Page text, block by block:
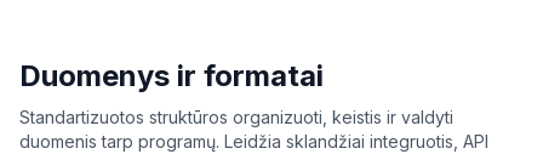
Duomenys ir formatai
Standartizuotos struktūros organizuoti, keistis ir valdyti
duomenis tarp programų. Leidžia sklandžiai integruotis, API